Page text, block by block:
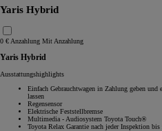
Yaris Hybrid
0 € Anzahlung Mit Anzahlung
Yaris Hybrid
Ausstattungshighlights
Einfach Gebrauchtwagen in Zahlung geben
lassen
Regensensor
Elektrische Feststellbremse
Multimedia - Audiosystem Toyota Touch®
Toyota Relax Garantie nach jeder Inspektion